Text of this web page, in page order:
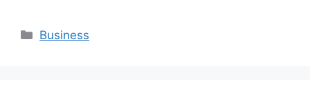
Categories
Business